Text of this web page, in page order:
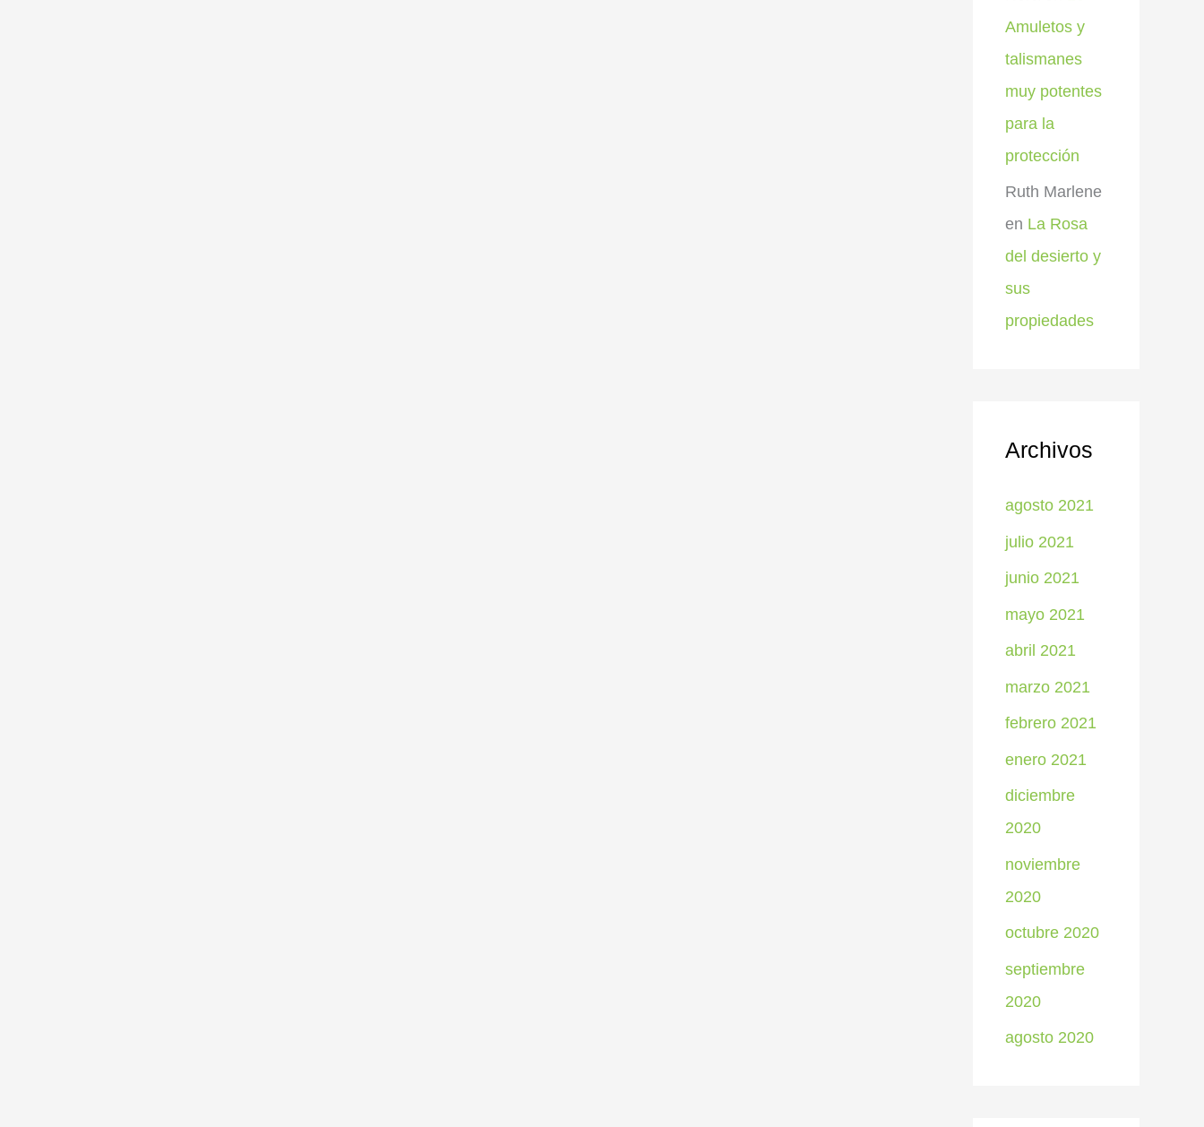
Amuletos y
talismanes
muy potentes
para la
protección
Ruth Marlene
en La Rosa
del desierto y
sus
propiedades
Archivos
agosto 2021
julio 2021
junio 2021
mayo 2021
abril 2021
marzo 2021
febrero 2021
enero 2021
diciembre
2020
noviembre
2020
octubre 2020
septiembre
2020
agosto 2020